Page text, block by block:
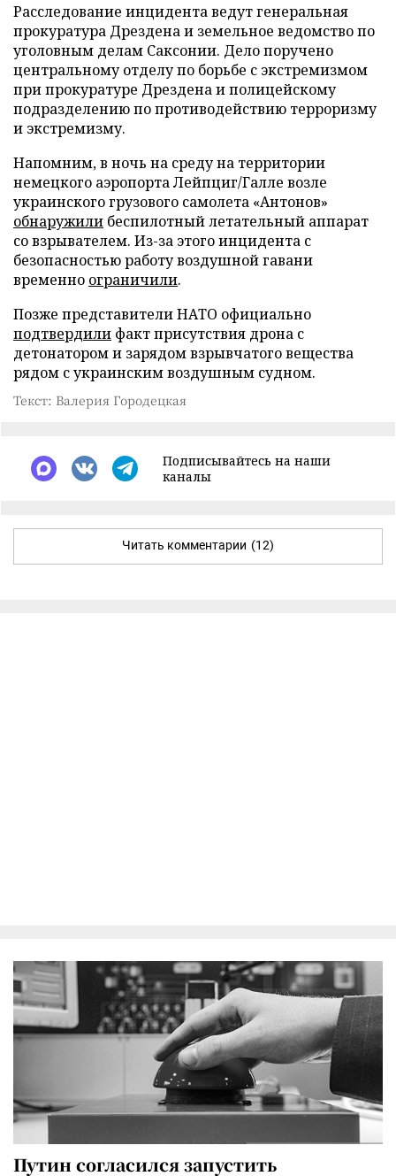
Расследование инцидента ведут генеральная
прокуратура Дрездена и земельное ведомство по
уголовным делам Саксонии. Дело поручено
центральному отделу по борьбе с экстремизмом
при прокуратуре Дрездена и полицейскому
подразделению по противодействию терроризму
и экстремизму.
Напомним, в ночь на среду на территории
немецкого аэропорта Лейпциг/Галле возле
украинского грузового самолета «Антонов»
обнаружили беспилотный летательный аппарат
со взрывателем. Из-за этого инцидента с
безопасностью работу воздушной гавани
временно ограничили.
Позже представители НАТО официально
подтвердили факт присутствия дрона с
детонатором и зарядом взрывчатого вещества
рядом с украинским воздушным судном.
Текст: Валерия Городецкая
Подписывайтесь на наши
каналы
Читать комментарии (12)
Путин согласился запустить